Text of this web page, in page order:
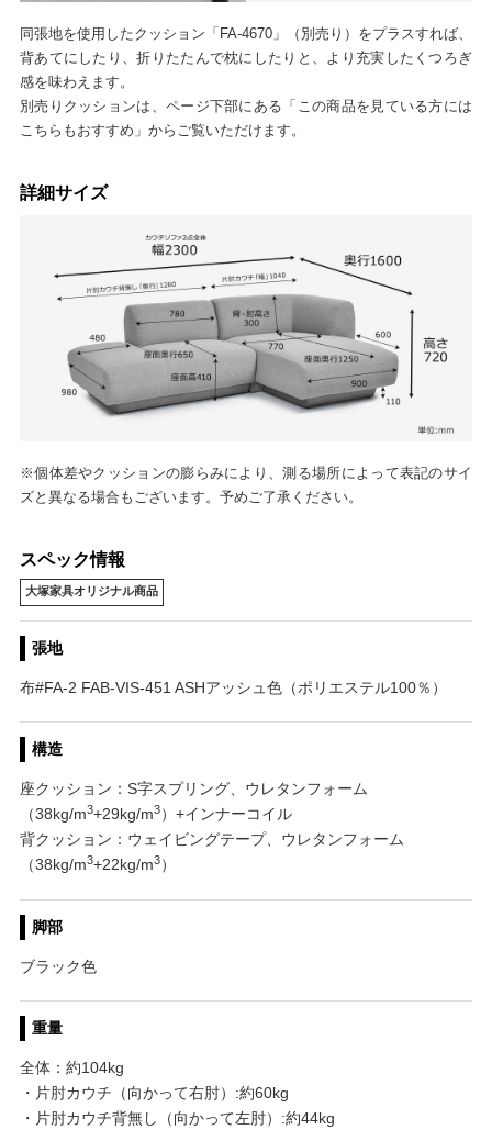
同張地を使用したクッション「FA-4670」（別売り）をプラスすれば、
背あてにしたり、折りたたんで枕にしたりと、より充実したくつろぎ
感を味わえます。
別売りクッションは、ページ下部にある「この商品を見ている方には
こちらもおすすめ」からご覧いただけます。
詳細サイズ
※個体差やクッションの膨らみにより、測る場所によって表記のサイ
ズと異なる場合もございます。予めご了承ください。
スペック情報
大塚家具オリジナル商品
張地
布#FA-2 FAB-VIS-451 ASHアッシュ色（ポリエステル100％）
構造
座クッション：S字スプリング、ウレタンフォーム
（38kg/m3+29kg/m3）+インナーコイル
背クッション：ウェイビングテープ、ウレタンフォーム
（38kg/m3+22kg/m3）
脚部
ブラック色
重量
全体：約104kg
・片肘カウチ（向かって右肘）:約60kg
・片肘カウチ背無し（向かって左肘）:約44kg